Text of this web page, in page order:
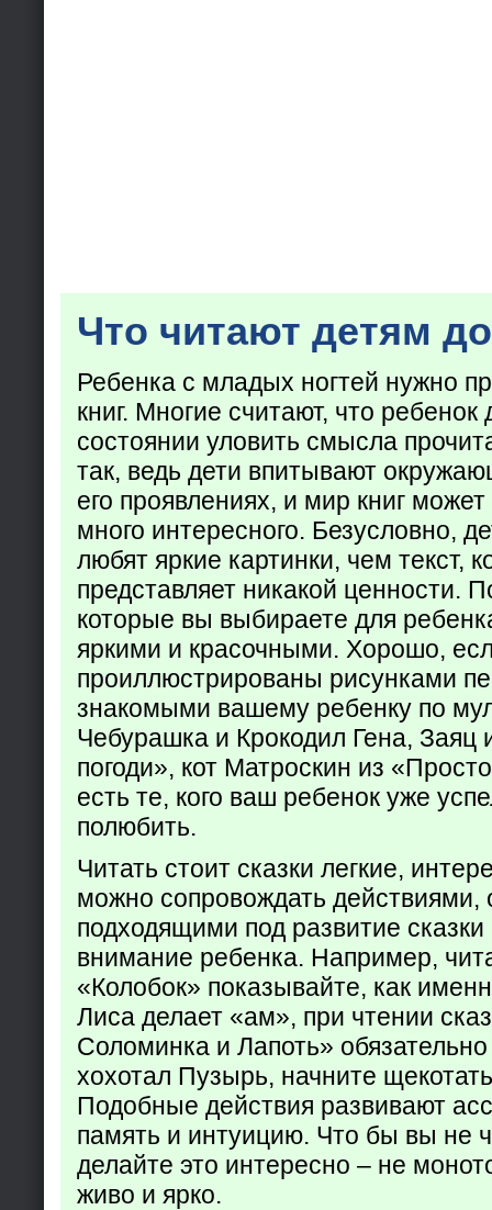
Что читают детям
Ребенка с младых ногтей нужно
книг. Многие считают, что ребенок
состоянии уловить смысла
так, ведь дети впитывают
его проявлениях, и мир книг
много интересного. Безусловно,
любят яркие картинки, чем текст,
представляет никакой ценности.
которые вы выбираете для
яркими и красочными. Хорошо,
проиллюстрированы рисунками
знакомыми вашему ребенку по
Чебурашка и Крокодил Гена, Заяц
погоди», кот Матроскин из
есть те, кого ваш ребенок уже
полюбить.
Читать стоит сказки легкие,
можно сопровождать действиями,
подходящими под развитие
внимание ребенка. Например,
«Колобок» показывайте, как
Лиса делает «ам», при чтении
Соломинка и Лапоть»
хохотал Пузырь, начните
Подобные действия развивают
память и интуицию. Что бы вы не
делайте это интересно – не
живо и ярко.